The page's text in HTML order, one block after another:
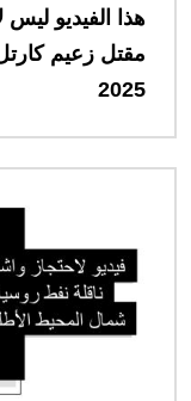
هذا الفيديو
مقتل زعيم
2025